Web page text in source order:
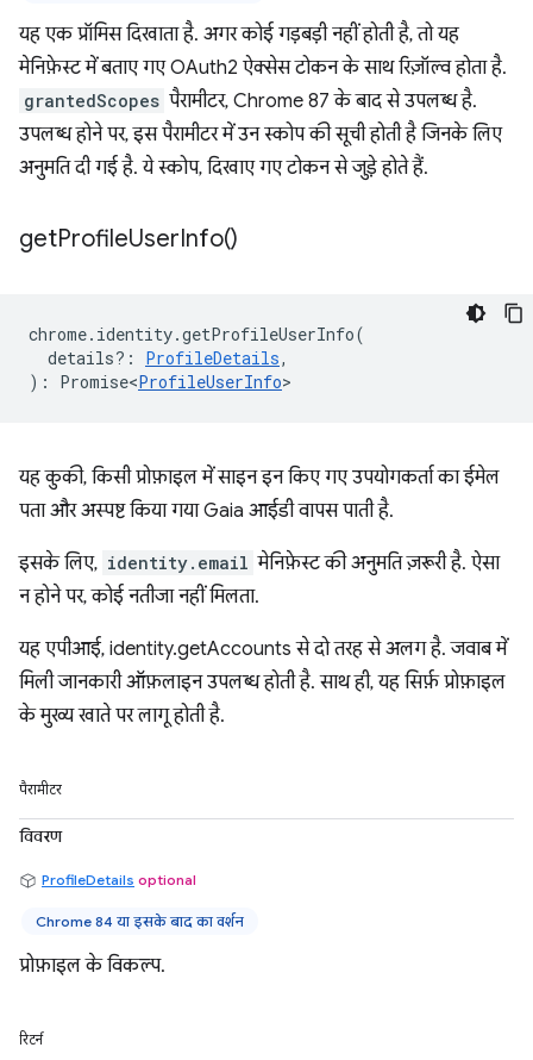
यह एक प्रॉमिस दिखाता है. अगर कोई गड़बड़ी नहीं होती है, तो यह
मेनिफ़ेस्ट में बताए गए OAuth2 ऐक्सेस टोकन के साथ रिज़ॉल्व होता है.
grantedScopes पैरामीटर, Chrome 87 के बाद से उपलब्ध है.
उपलब्ध होने पर, इस पैरामीटर में उन स्कोप की सूची होती है जिनके लिए
अनुमति दी गई है. ये स्कोप, दिखाए गए टोकन से जुड़े होते हैं.
getProfileUserInfo()
chrome. identity.getProfileUserInfo(
details? : ProfileDetails,
) : Promise<ProfileUserInfo>
यह कुकी, किसी प्रोफ़ाइल में साइन इन किए गए उपयोगकर्ता का ईमेल
पता और अस्पष्ट किया गया Gaia आईडी वापस पाती है.
इसके लिए, identity.email मेनिफ़ेस्ट की अनुमति ज़रूरी है. ऐसा
न होने पर, कोई नतीजा नहीं मिलता.
यह एपीआई, identity.getAccounts से दो तरह से अलग है. जवाब में
मिली जानकारी ऑफ़लाइन उपलब्ध होती है. साथ ही, यह सिर्फ़ प्रोफ़ाइल
के मुख्य खाते पर लागू होती है.
पैरामीटर
विवरण
ProfileDetails optional
Chrome 84 या इसके बाद का वर्शन
प्रोफ़ाइल के विकल्प.
रिटर्न